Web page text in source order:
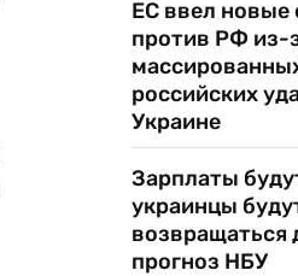
ЕС ввел новые
против РФ из-
российских
Украине
Зарплаты
украинцы
возвращаться
прогноз НБУ